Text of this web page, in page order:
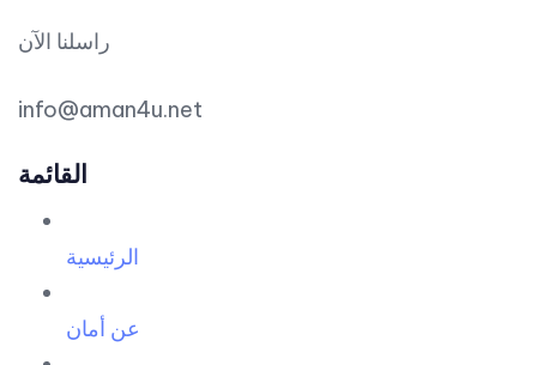
راسلنا الآن
info@aman4u.net
القائمة
الرئيسية
عن أمان